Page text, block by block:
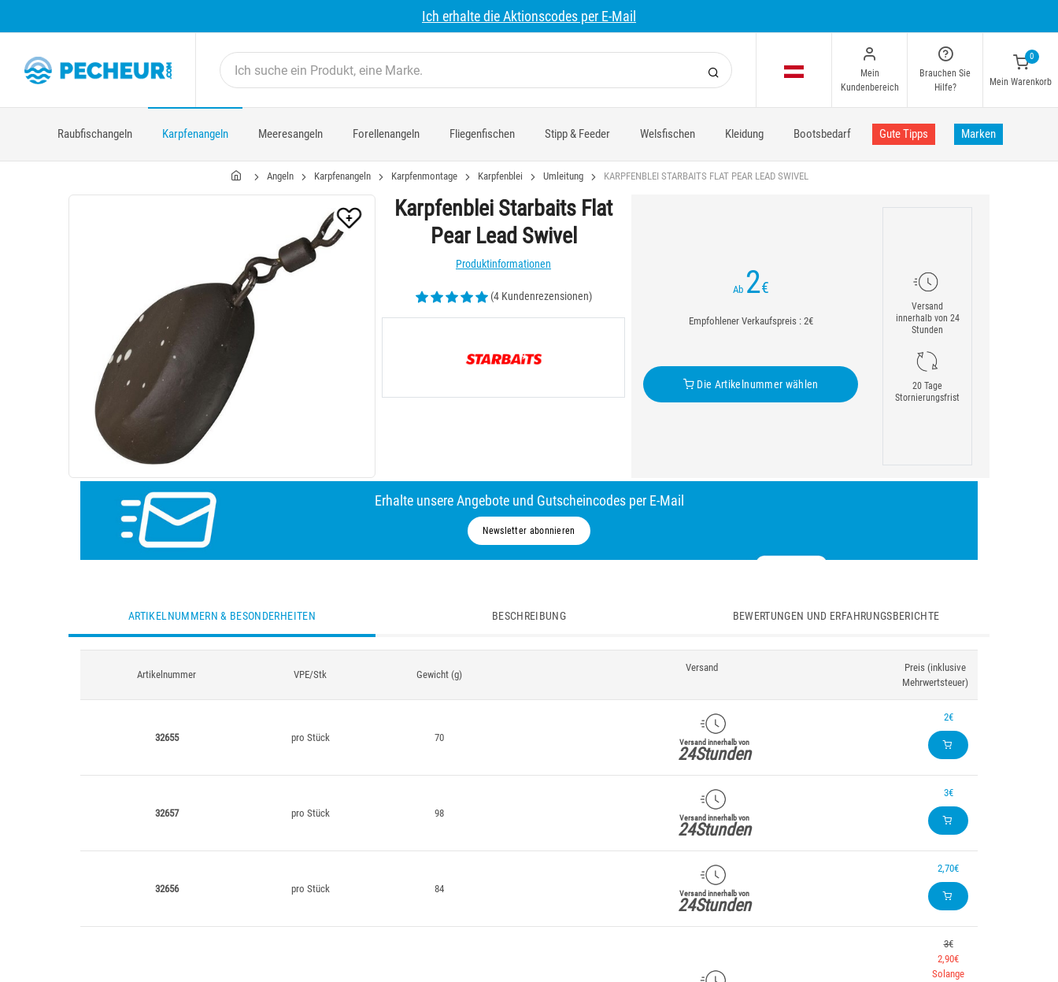
Ich erhalte die Aktionscodes per E-Mail
Mein
Kundenbereich
Brauchen Sie
Hilfe?
0
Mein Warenkorb
Raubfischangeln Karpfenangeln Meeresangeln Forellenangeln Fliegenfischen Stipp & Feeder Welsfischen Kleidung Bootsbedarf Gute Tipps Marken
Angeln Karpfenangeln Karpfenmontage Karpfenblei Umleitung KARPFENBLEI STARBAITS FLAT PEAR LEAD SWIVEL
Karpfenblei Starbaits Flat
Pear Lead Swivel
Produktinformationen
(4 Kundenrezensionen)
Ab 2€
Empfohlener Verkaufspreis : 2€
Die Artikelnummer wählen
Versand
innerhalb von 24
Stunden
20 Tage
Stornierungsfrist
Erhalte unsere Angebote und Gutscheincodes per E-Mail
Newsletter abonnieren
ARTIKELNUMMERN & BESONDERHEITEN BESCHREIBUNG BEWERTUNGEN UND ERFAHRUNGSBERICHTE
Artikelnummer VPE/Stk Gewicht (g)
Versand
Preis (inklusive
Mehrwertsteuer)
32655 pro Stück 70 Versand innerhalb von
24Stunden
2€
32657 pro Stück 98 Versand innerhalb von
24Stunden
3€
32656 pro Stück 84 Versand innerhalb von
24Stunden
2,70€
3€
2,90€
Solange